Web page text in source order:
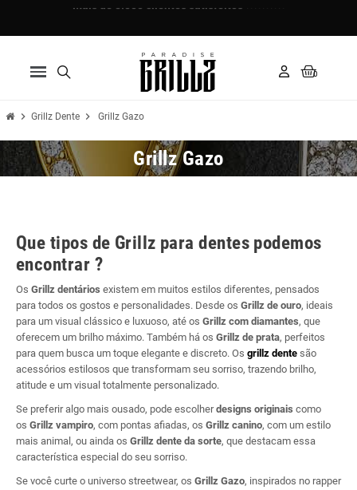
chevron_right Grillz Dente chevron_right Grillz Gazo
Grillz Gazo
Que tipos de Grillz para dentes podemos
encontrar ?
Os Grillz dentários existem em muitos estilos diferentes, pensados
para todos os gostos e personalidades. Desde os Grillz de ouro, ideais
para um visual clássico e luxuoso, até os Grillz com diamantes, que
oferecem um brilho máximo. Também há os Grillz de prata, perfeitos
para quem busca um toque elegante e discreto. Os grillz dente são
acessórios estilosos que transformam seu sorriso, trazendo brilho,
atitude e um visual totalmente personalizado.
Se preferir algo mais ousado, pode escolherdesigns originais como
os Grillz vampiro, com pontas afiadas, os Grillz canino, com um estilo
mais animal, ou ainda os Grillz dente da sorte, que destacam essa
característica especial do seu sorriso.
Se você curte o universo streetwear, os Grillz Gazo, inspirados no rapper